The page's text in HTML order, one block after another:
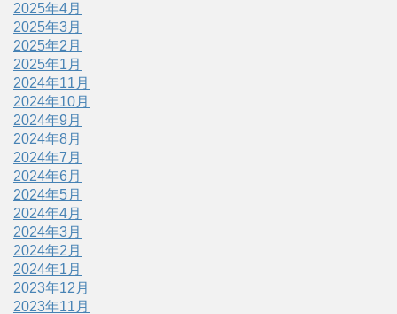
2025年4月
2025年3月
2025年2月
2025年1月
2024年11月
2024年10月
2024年9月
2024年8月
2024年7月
2024年6月
2024年5月
2024年4月
2024年3月
2024年2月
2024年1月
2023年12月
2023年11月